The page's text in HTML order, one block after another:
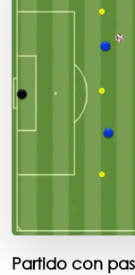
Partido con